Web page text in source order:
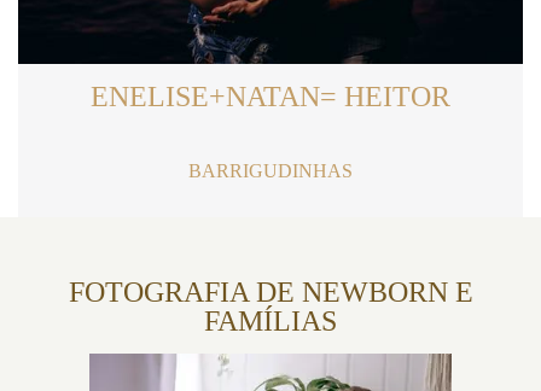
ENELISE+NATAN= HEITOR
BARRIGUDINHAS
FOTOGRAFIA DE NEWBORN E
FAMÍLIAS